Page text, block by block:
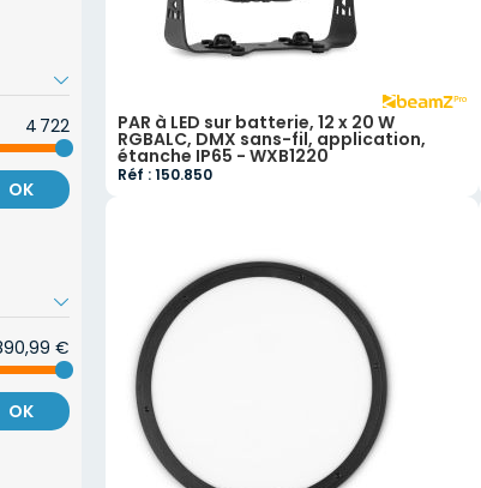
PAR à LED sur batterie, 12 x 20 W
RGBALC, DMX sans-fil, application,
étanche IP65 - WXB1220
Réf : 150.850
4 722
OK
€
OK